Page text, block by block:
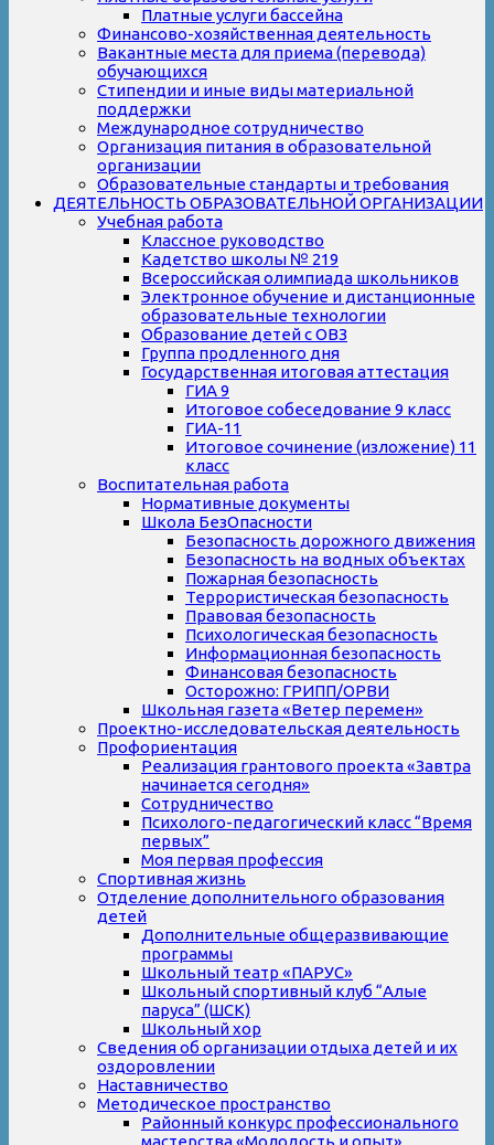
Платные услуги бассейна
Финансово-хозяйственная деятельность
Вакантные места для приема (перевода)
обучающихся
Стипендии и иные виды материальной
поддержки
Международное сотрудничество
Организация питания в образовательной
организации
Образовательные стандарты и требования
ДЕЯТЕЛЬНОСТЬ ОБРАЗОВАТЕЛЬНОЙ ОРГАНИЗАЦИИ
Учебная работа
Классное руководство
Кадетство школы № 219
Всероссийская олимпиада школьников
Электронное обучение и дистанционные
образовательные технологии
Образование детей с ОВЗ
Группа продленного дня
Государственная итоговая аттестация
ГИА 9
Итоговое собеседование 9 класс
ГИА-11
Итоговое сочинение (изложение) 11
класс
Воспитательная работа
Нормативные документы
Школа БезОпасности
Безопасность дорожного движения
Безопасность на водных объектах
Пожарная безопасность
Террористическая безопасность
Правовая безопасность
Психологическая безопасность
Информационная безопасность
Финансовая безопасность
Осторожно: ГРИПП/ОРВИ
Школьная газета «Ветер перемен»
Проектно-исследовательская деятельность
Профориентация
Реализация грантового проекта «Завтра
начинается сегодня»
Сотрудничество
Психолого-педагогический класс “Время
первых”
Моя первая профессия
Спортивная жизнь
Отделение дополнительного образования
детей
Дополнительные общеразвивающие
программы
Школьный театр «ПАРУС»
Школьный спортивный клуб “Алые
паруса” (ШСК)
Школьный хор
Сведения об организации отдыха детей и их
оздоровлении
Наставничество
Методическое пространство
Районный конкурс профессионального
мастерства «Молодость и опыт»